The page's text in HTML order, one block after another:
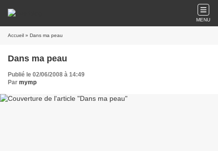
MENU
Accueil » Dans ma peau
Dans ma peau
Publié le 02/06/2008 à 14:49
Par mymp